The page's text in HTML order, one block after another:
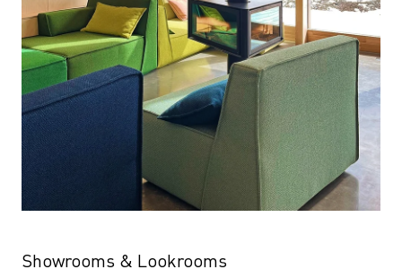
Showrooms & Lookrooms